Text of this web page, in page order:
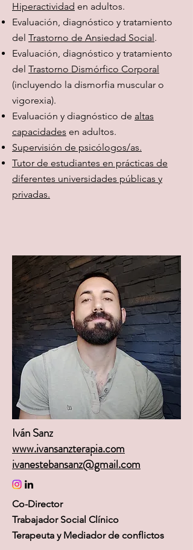
Hiperactividad en adultos.
Evaluación, diagnóstico y tratamiento
del Trastorno de Ansiedad Social.
Evaluación, diagnóstico y tratamiento
del Trastorno Dismórfico Corporal
(incluyendo la dismorfia muscular o
vigorexia).
Evaluación y diagnóstico de altas
capacidades en adultos.
Supervisión de psicólogos/as.
Tutor de estudiantes en prácticas de
diferentes universidades públicas y
privadas.
Iván Sanz
www.ivansanzterapia.com
ivanestebansanz@gmail.com
Co-Director
Trabajador Social Clínico
Terapeuta y Mediador de conflictos